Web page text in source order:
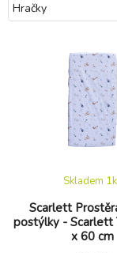
Hračky
Scarlett
postýlky - Scarlett
x 60 cm
Skladem 1